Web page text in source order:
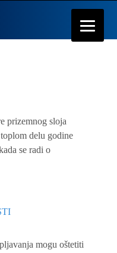
prizemnog sloja
delu godine
se radi o
mogu oštetiti